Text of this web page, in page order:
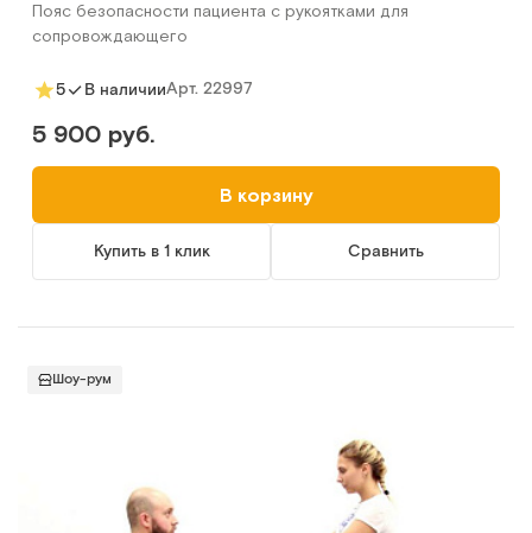
Пояс безопасности пациента с рукоятками для
сопровождающего
5 В наличииАрт. 22997
5 900 руб.
В корзину
Купить в 1 клик Сравнить
Шоу-рум